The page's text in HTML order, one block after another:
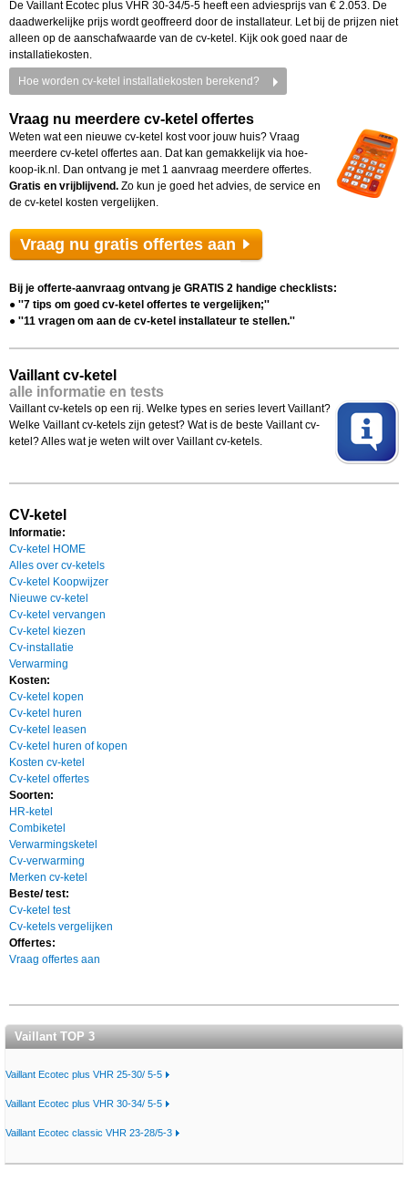
Vaillant cv-ketel
alle informatie en tests
Vaillant cv-ketels op een rij. Welke types en series levert Vaillant?
Welke Vaillant cv-ketels zijn getest? Wat is de beste Vaillant cv-
ketel? Alles wat je weten wilt over Vaillant cv-ketels.
CV-ketel
Informatie:
Cv-ketel HOME
Alles over cv-ketels
Cv-ketel Koopwijzer
Nieuwe cv-ketel
Cv-ketel vervangen
Cv-ketel kiezen
Cv-installatie
Verwarming
Kosten:
Cv-ketel kopen
Cv-ketel huren
Cv-ketel leasen
Cv-ketel huren of kopen
Kosten cv-ketel
Cv-ketel offertes
Soorten:
HR-ketel
Combiketel
Verwarmingsketel
Cv-verwarming
Merken cv-ketel
Beste/ test:
Cv-ketel test
Cv-ketels vergelijken
Offertes:
Vraag offertes aan
Vaillant TOP 3
Vaillant Ecotec plus VHR 25-30/ 5-5
Vaillant Ecotec plus VHR 30-34/ 5-5
Vaillant Ecotec classic VHR 23-28/5-3
De Vaillant Ecotec plus VHR 30-34/5-5 heeft een adviesprijs van € 2.053. De
daadwerkelijke prijs wordt geoffreerd door de installateur. Let bij de prijzen niet
alleen op de aanschafwaarde van de cv-ketel. Kijk ook goed naar de
installatiekosten.
Hoe worden cv-ketel installatiekosten berekend?
Vraag nu meerdere cv-ketel offertes
Weten wat een nieuwe cv-ketel kost voor jouw huis? Vraag
meerdere cv-ketel offertes aan. Dat kan gemakkelijk via hoe-
koop-ik.nl. Dan ontvang je met 1 aanvraag meerdere offertes.
Gratis en vrijblijvend. Zo kun je goed het advies, de service en
de cv-ketel kosten vergelijken.
Vraag nu gratis offertes aan
Bij je offerte-aanvraag ontvang je GRATIS 2 handige checklists:
● ''7 tips om goed cv-ketel offertes te vergelijken;''
● ''11 vragen om aan de cv-ketel installateur te stellen.''